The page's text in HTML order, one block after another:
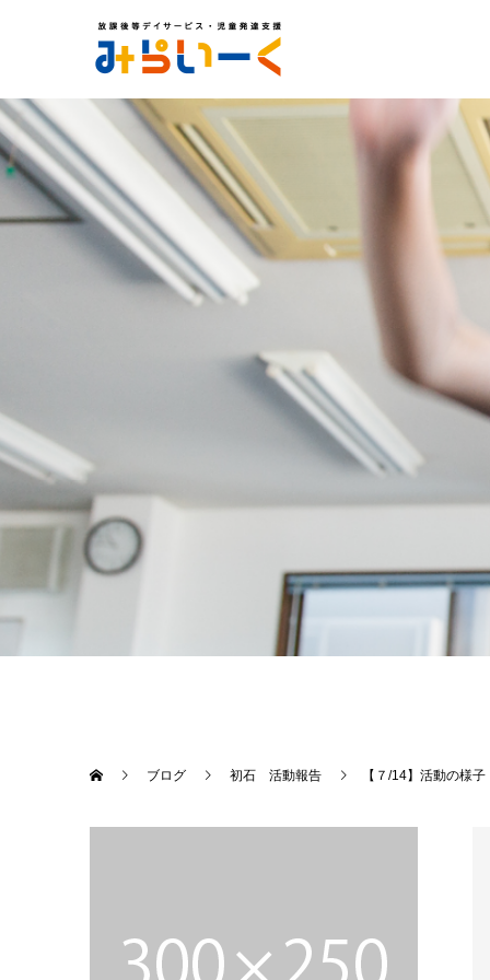
ブログ 初石 活動報告 【７/14】活動の様子